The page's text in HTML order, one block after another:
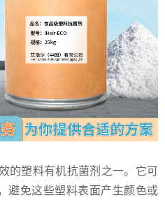
的塑料有机抗菌剂之一。它可
避免这些塑料表面产生颜色或